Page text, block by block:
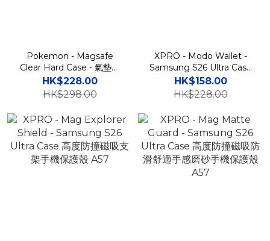
Pokemon - Magsafe
Clear Hard Case - 氣墊防
撞磁吸透明手機保護硬殼
CD
HK$228.00
HK$298.00
XPRO - Modo Wallet -
Samsung S26 Ultra Case
貼身防撞翻蓋皮革插卡支架
手機保護殼 A57
HK$158.00
HK$228.00